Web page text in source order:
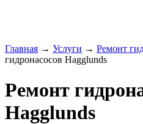
Главная → Услуги → Ремонт
гидронасосов Hagglunds
Ремонт
Hagglunds